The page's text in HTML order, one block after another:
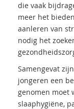
die vaak
meer het
aanleren van
nodig het
Samengevat
jongeren een
genomen moet
slaaphygiëne,